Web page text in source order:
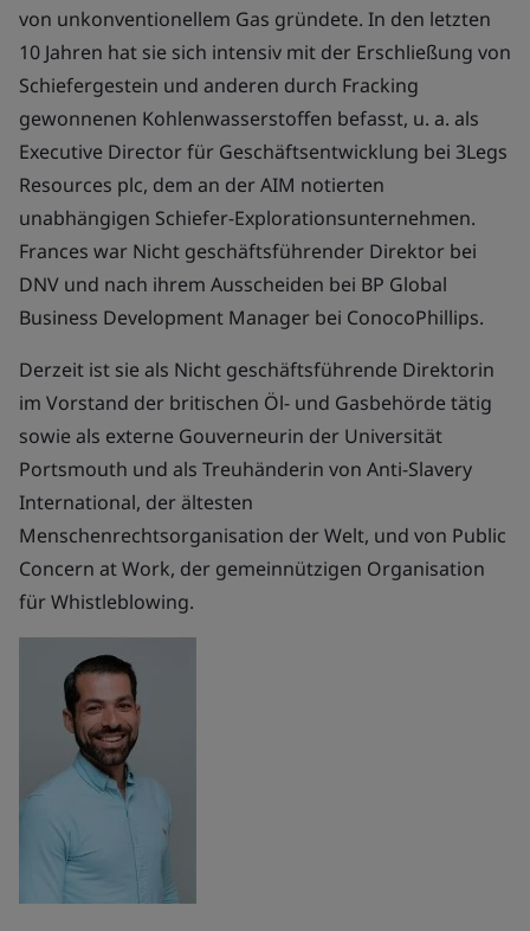
von unkonventionellem Gas gründete. In den letzten
10 Jahren hat sie sich intensiv mit der Erschließung von
Schiefergestein und anderen durch Fracking
gewonnenen Kohlenwasserstoffen befasst, u. a. als
Executive Director für Geschäftsentwicklung bei 3Legs
Resources plc, dem an der AIM notierten
unabhängigen Schiefer-Explorationsunternehmen.
Frances war Nicht geschäftsführender Direktor bei
DNV und nach ihrem Ausscheiden bei BP Global
Business Development Manager bei ConocoPhillips.
Derzeit ist sie als Nicht geschäftsführende Direktorin
im Vorstand der britischen Öl- und Gasbehörde tätig
sowie als externe Gouverneurin der Universität
Portsmouth und als Treuhänderin von Anti-Slavery
International, der ältesten
Menschenrechtsorganisation der Welt, und von Public
Concern at Work, der gemeinnützigen Organisation
für Whistleblowing.